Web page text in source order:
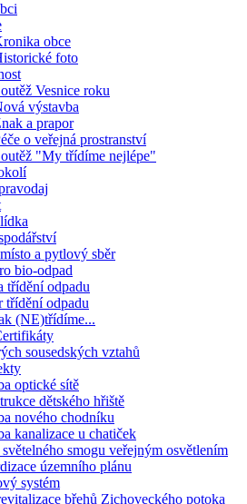
obce
foto
Vesnice roku
výstavba
a prapor
o veřejná prostranství
"My třídíme nejlépe"
a pytlový sběr
bio-odpad
třídění odpadu
třídění odpadu
(NE)třídíme...
sousedských vztahů
optické sítě
dětského hřiště
nového chodníku
kanalizace u chatiček
smogu veřejným osvětlením
územního plánu
systém
břehů Zichoveckého potoka